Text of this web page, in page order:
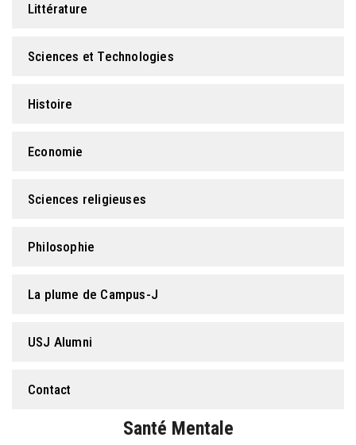
Littérature
Sciences et Technologies
Histoire
Economie
Sciences religieuses
Philosophie
La plume de Campus-J
USJ Alumni
Contact
Santé Mentale